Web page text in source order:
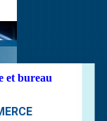
et bureau